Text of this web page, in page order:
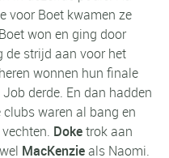
voor Boet kwamen ze
won en ging door
de strijd aan voor het
wonnen hun finale
derde. En dan hadden
waren al bang en
Doketrok aan
MacKenzieals Naomi.